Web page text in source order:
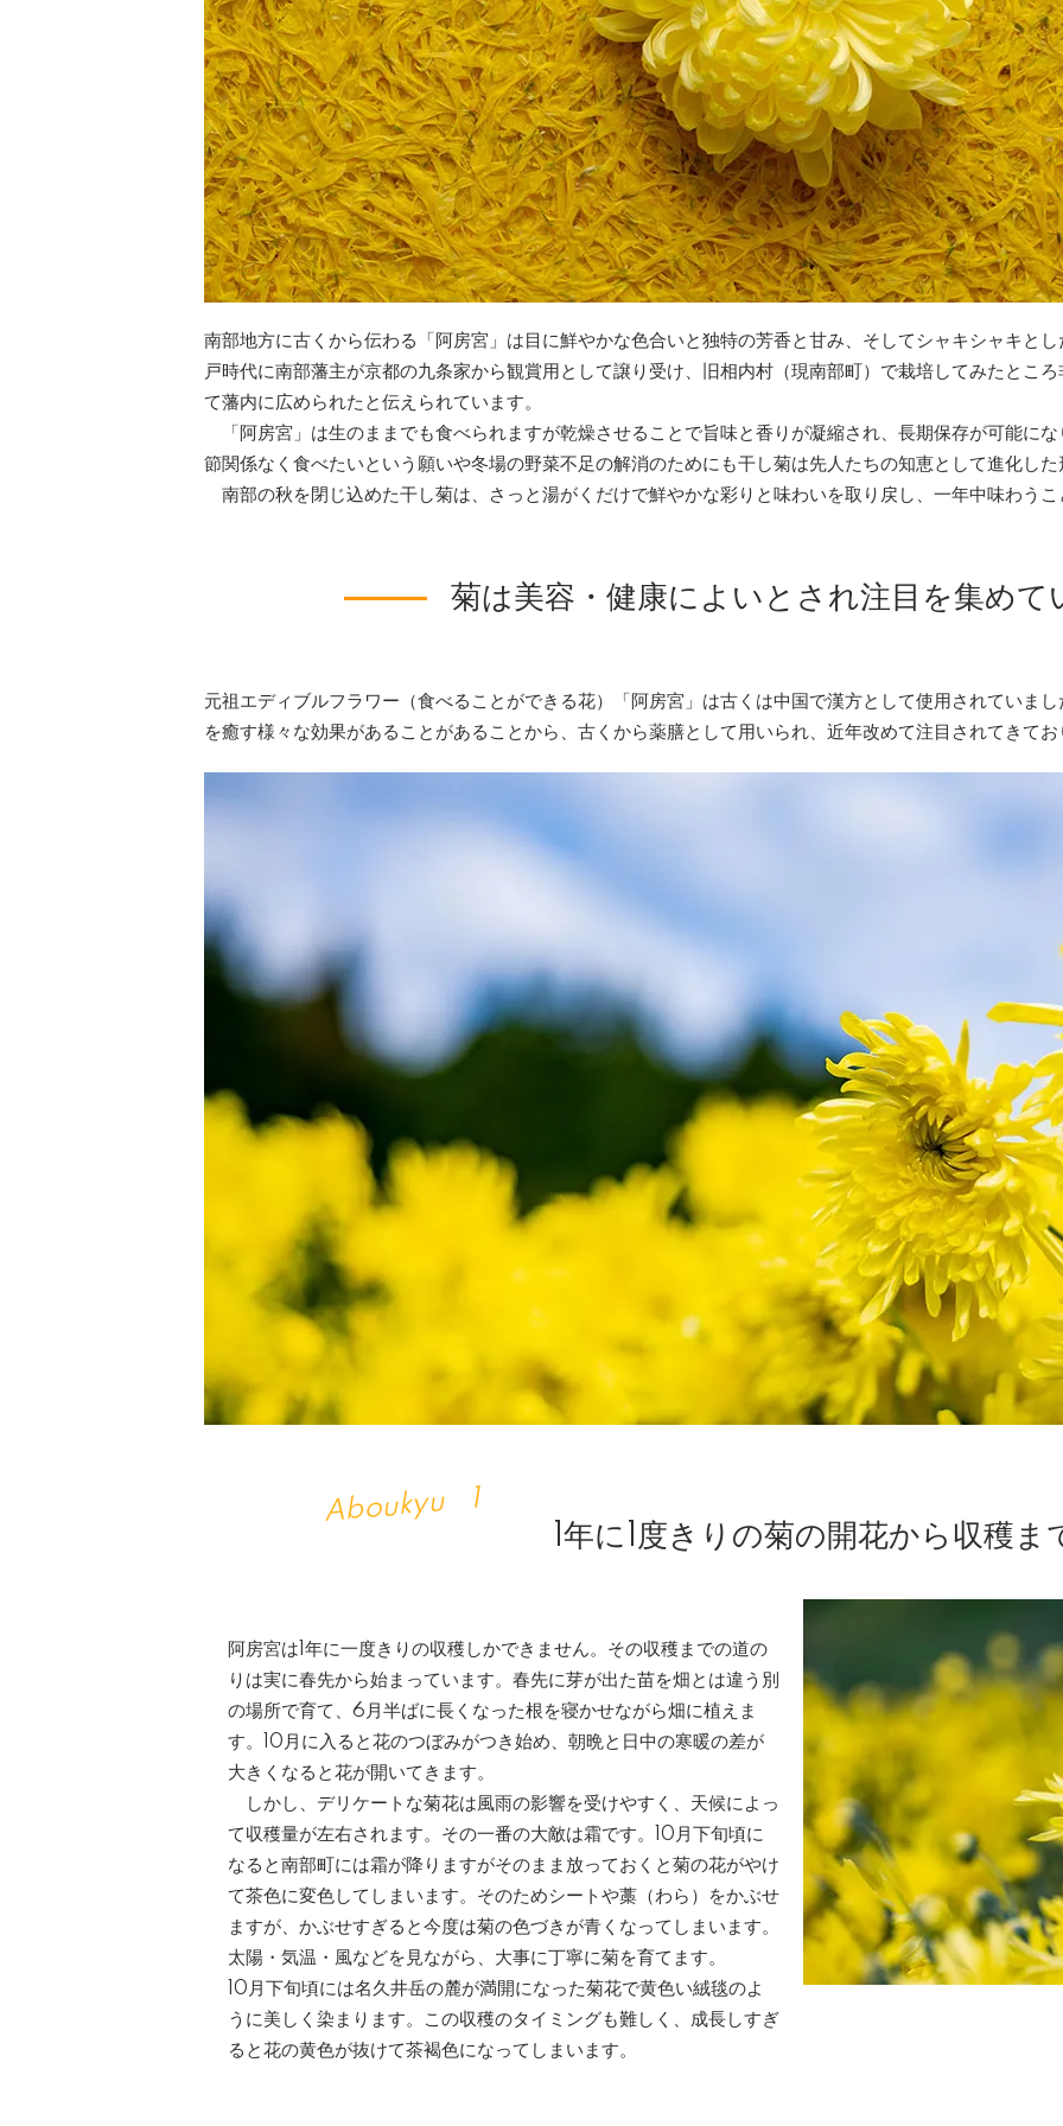
南部地方に古くから伝わる「阿房宮」は目に鮮やかな色合いと独特の芳香と甘み、そしてシャキシャキと
戸時代に南部藩主が京都の九条家から観賞用として譲り受け、旧相内村（現南部町）で栽培してみたとこ
て藩内に広められたと伝えられています。
「阿房宮」は生のままでも食べられますが乾燥させることで旨味と香りが凝縮され、長期保存が可能に
節関係なく食べたいという願いや冬場の野菜不足の解消のためにも干し菊は先人たちの知恵として進化し
南部の秋を閉じ込めた干し菊は、さっと湯がくだけで鮮やかな彩りと味わいを取り戻し、一年中味わう
菊は美容・健康によいとされ注目を集めて
元祖エディブルフラワー（食べることができる花）「阿房宮」は古くは中国で漢方として使用されていま
を癒す様々な効果があることがあることから、古くから薬膳として用いられ、近年改めて注目されてきて
1年に1度きりの菊の開花から収穫ま
阿房宮は1年に一度きりの収穫しかできません。その収穫までの道の
りは実に春先から始まっています。春先に芽が出た苗を畑とは違う別
の場所で育て、6月半ばに長くなった根を寝かせながら畑に植えま
す。10月に入ると花のつぼみがつき始め、朝晩と日中の寒暖の差が
大きくなると花が開いてきます。
しかし、デリケートな菊花は風雨の影響を受けやすく、天候によっ
て収穫量が左右されます。その一番の大敵は霜です。10月下旬頃に
なると南部町には霜が降りますがそのまま放っておくと菊の花がやけ
て茶色に変色してしまいます。そのためシートや藁（わら）をかぶせ
ますが、かぶせすぎると今度は菊の色づきが青くなってしまいます。
太陽・気温・風などを見ながら、大事に丁寧に菊を育てます。
10月下旬頃には名久井岳の麓が満開になった菊花で黄色い絨毯のよ
うに美しく染まります。この収穫のタイミングも難しく、成長しすぎ
ると花の黄色が抜けて茶褐色になってしまいます。